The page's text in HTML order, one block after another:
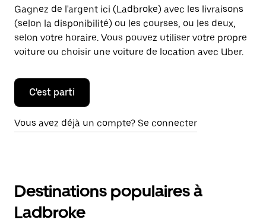
Gagnez de l'argent ici (Ladbroke) avec les livraisons
(selon la disponibilité) ou les courses, ou les deux,
selon votre horaire. Vous pouvez utiliser votre propre
voiture ou choisir une voiture de location avec Uber.
C'est parti
Vous avez déjà un compte? Se connecter
Destinations populaires à
Ladbroke